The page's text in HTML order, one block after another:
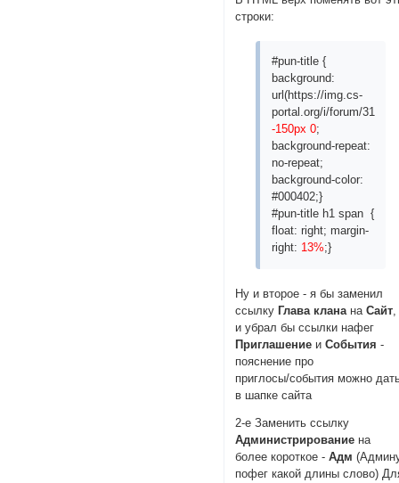
строки:
#pun-title {
background:
url(https://img.cs-
portal.org/i/forum/
-150px 0;
background-repeat:
no-repeat;
background-color:
#000402;}
#pun-title h1 span {
float: right; margin-
right: 13%;}
Ну и второе - я бы заменил
ссылкуГлава клана наCайт
и убрал бы ссылки нафег
Приглашение иСобытия -
пояснение про
приглосы/cобытия можно
в шапке сайта
2-е Заменить ссылку
Администрирование на
более короткое -Адм
пофег какой длины слово)